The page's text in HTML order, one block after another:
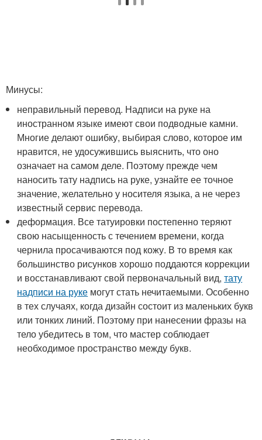
Минусы:
неправильный перевод. Надписи на руке на
иностранном языке имеют свои подводные камни.
Многие делают ошибку, выбирая слово, которое им
нравится, не удосужившись выяснить, что оно
означает на самом деле. Поэтому прежде чем
наносить тату надпись на руке, узнайте ее точное
значение, желательно у носителя языка, а не через
известный сервис перевода.
деформация. Все татуировки постепенно теряют
свою насыщенность с течением времени, когда
чернила просачиваются под кожу. В то время как
большинство рисунков хорошо поддаются коррекции
и восстанавливают свой первоначальный вид,тату
надписи на руке могут стать нечитаемыми. Особенно
в тех случаях, когда дизайн состоит из маленьких букв
или тонких линий. Поэтому при нанесении фразы на
тело убедитесь в том, что мастер соблюдает
необходимое пространство между букв.